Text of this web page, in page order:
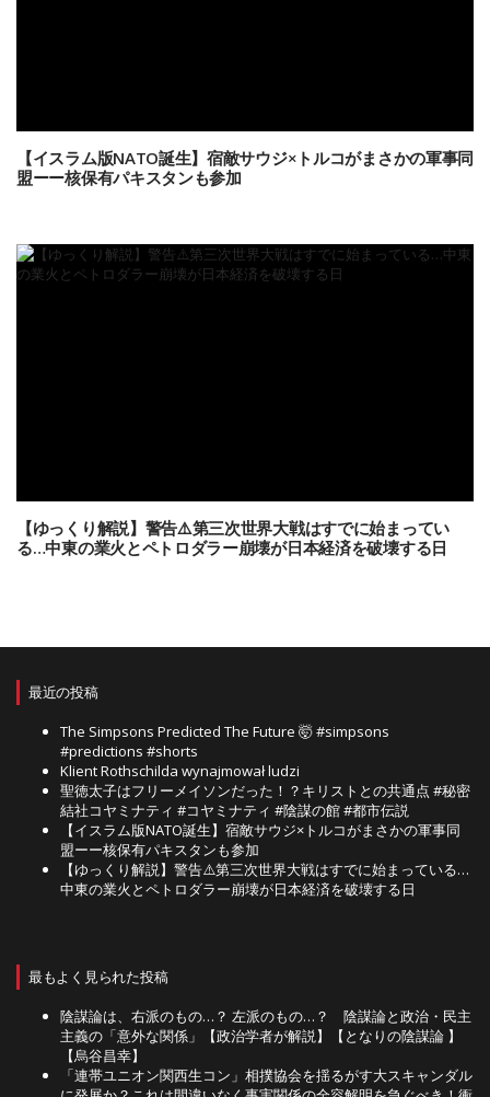
【イスラム版NATO誕生】宿敵サウジ×トルコがまさかの軍事同
盟ーー核保有パキスタンも参加
【ゆっくり解説】警告⚠️第三次世界大戦はすでに始まってい
る…中東の業火とペトロダラー崩壊が日本経済を破壊する日
最近の投稿
The Simpsons Predicted The Future 🤯 #simpsons
#predictions #shorts
Klient Rothschilda wynajmował ludzi
聖徳太子はフリーメイソンだった！？キリストとの共通点 #秘密
結社コヤミナティ #コヤミナティ #陰謀の館 #都市伝説
【イスラム版NATO誕生】宿敵サウジ×トルコがまさかの軍事同
盟ーー核保有パキスタンも参加
【ゆっくり解説】警告⚠️第三次世界大戦はすでに始まっている…
中東の業火とペトロダラー崩壊が日本経済を破壊する日
最もよく見られた投稿
陰謀論は、右派のもの…？ 左派のもの…？ 陰謀論と政治・民主
主義の「意外な関係」【政治学者が解説】【となりの陰謀論 】
【烏谷昌幸】
「連帯ユニオン関西生コン」相撲協会を揺るがす大スキャンダル